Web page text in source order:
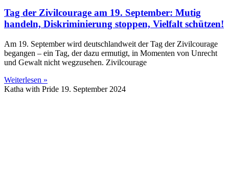
Tag der Zivilcourage am 19. September: Mutig
handeln, Diskriminierung stoppen, Vielfalt schützen!
Am 19. September wird deutschlandweit der Tag der Zivilcourage
begangen – ein Tag, der dazu ermutigt, in Momenten von Unrecht
und Gewalt nicht wegzusehen. Zivilcourage
Weiterlesen »
Katha with Pride 19. September 2024